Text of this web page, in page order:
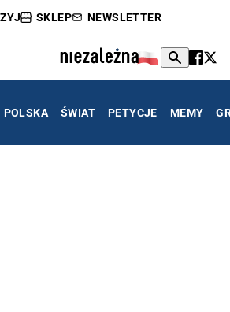
SKLEP NEWSLETTER
POLSKA ŚWIAT PETYCJE MEMY